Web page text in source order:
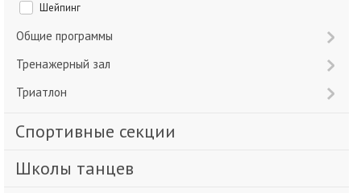
Шейпинг
Общие программы
Тренажерный зал
Триатлон
Спортивные секции
Школы танцев